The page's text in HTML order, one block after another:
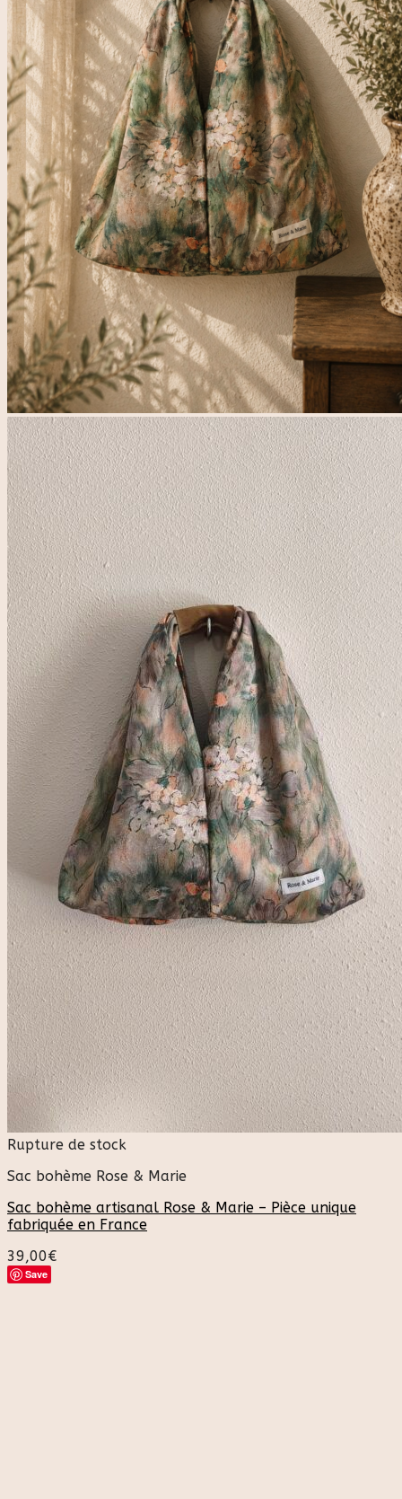
Rupture de stock
Sac bohème Rose & Marie
Sac bohème artisanal Rose & Marie – Pièce unique
fabriquée en France
39,00€
Save